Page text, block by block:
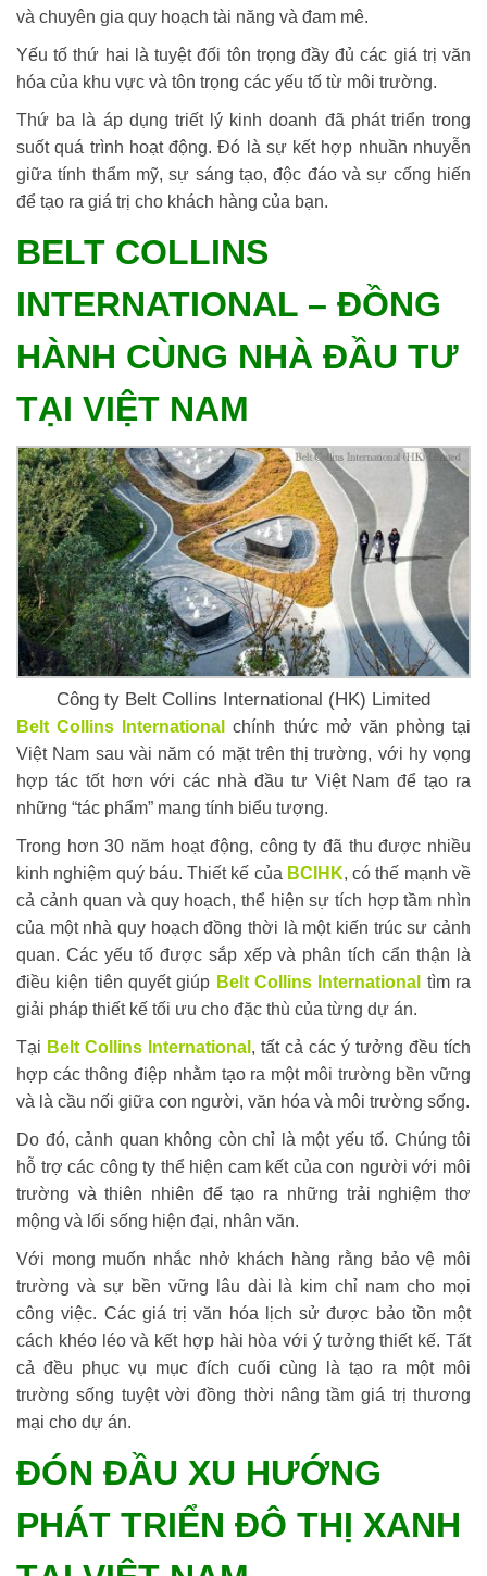
và chuyên gia quy hoạch tài năng và đam mê.
Yếu tố thứ hai là tuyệt đối tôn trọng đầy đủ các giá trị văn
hóa của khu vực và tôn trọng các yếu tố từ môi trường.
Thứ ba là áp dụng triết lý kinh doanh đã phát triển trong
suốt quá trình hoạt động. Đó là sự kết hợp nhuần nhuyễn
giữa tính thẩm mỹ, sự sáng tạo, độc đáo và sự cống hiến
để tạo ra giá trị cho khách hàng của bạn.
BELT COLLINS
INTERNATIONAL – ĐỒNG
HÀNH CÙNG NHÀ ĐẦU TƯ
TẠI VIỆT NAM
Công ty Belt Collins International (HK) Limited
Belt Collins International
chính thức mở văn phòng tại
Việt Nam sau vài năm có mặt trên thị trường, với hy vọng
hợp tác tốt hơn với các nhà đầu tư Việt Nam để tạo ra
những “tác phẩm” mang tính biểu tượng.
Trong hơn 30 năm hoạt động, công ty đã thu được nhiều
kinh nghiệm quý báu. Thiết kế của BCIHK, có thế mạnh về
cả cảnh quan và quy hoạch, thể hiện sự tích hợp tầm nhìn
của một nhà quy hoạch đồng thời là một kiến ​​trúc sư cảnh
quan. Các yếu tố được sắp xếp và phân tích cẩn thận là
điều kiện tiên quyết giúp Belt Collins International tìm ra
giải pháp thiết kế tối ưu cho đặc thù của từng dự án.
Tại Belt Collins International , tất cả các ý tưởng đều tích
hợp các thông điệp nhằm tạo ra một môi trường bền vững
và là cầu nối giữa con người, văn hóa và môi trường sống.
Do đó, cảnh quan không còn chỉ là một yếu tố. Chúng tôi
hỗ trợ các công ty thể hiện cam kết của con người với môi
trường và thiên nhiên để tạo ra những trải nghiệm thơ
mộng và lối sống hiện đại, nhân văn.
Với mong muốn nhắc nhở khách hàng rằng bảo vệ môi
trường và sự bền vững lâu dài là kim chỉ nam cho mọi
công việc. Các giá trị văn hóa lịch sử được bảo tồn một
cách khéo léo và kết hợp hài hòa với ý tưởng thiết kế. Tất
cả đều phục vụ mục đích cuối cùng là tạo ra một môi
trường sống tuyệt vời đồng thời nâng tầm giá trị thương
mại cho dự án.
ĐÓN ĐẦU XU HƯỚNG
PHÁT TRIỂN ĐÔ THỊ XANH